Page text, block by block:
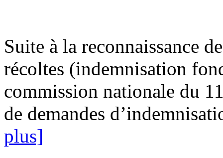
Suite à la reconnaissance
récoltes (indemnisation
commission nationale du
de demandes
plus]